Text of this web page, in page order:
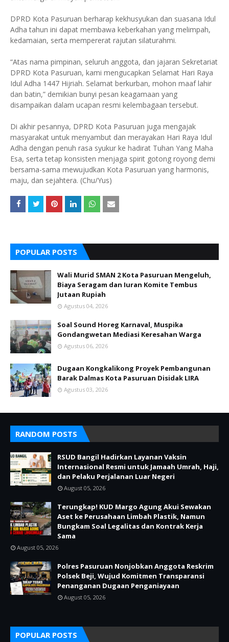
DPRD Kota Pasuruan berharap kekhusyukan dan suasana Idul
Adha tahun ini dapat membawa keberkahan yang melimpah,
kedamaian, serta mempererat rajutan silaturahmi.
“Atas nama pimpinan, seluruh anggota, dan jajaran Sekretariat
DPRD Kota Pasuruan, kami mengucapkan Selamat Hari Raya
Idul Adha 1447 Hijriah. Selamat berkurban, mohon maaf lahir
dan batin,” demikian bunyi pesan keagamaan yang
disampaikan dalam ucapan resmi kelembagaan tersebut.
Di akhir pesannya, DPRD Kota Pasuruan juga mengajak
masyarakat untuk menyambut dan merayakan Hari Raya Idul
Adha dengan penuh rasa syukur ke hadirat Tuhan Yang Maha
Esa, serta tetap konsisten menjaga spirit gotong royong demi
bersama-sama mewujudkan Kota Pasuruan yang harmonis,
maju, dan sejahtera. (Chu/Yus)
POPULAR POSTS
Wali Murid SMAN 2 Kota Pasuruan Mengeluh,
Biaya Seragam dan Iuran Komite Tembus
Jutaan Rupiah
Agustus 04, 2026
Soal Sound Horeg Karnaval, Muspika
Gondangwetan Mediasi Keresahan Warga
Agustus 06, 2026
Dugaan Kongkalikong Proyek Pembangunan
Barak Dalmas Kota Pasuruan Disidak LIRA
Agustus 03, 2026
RANDOM POSTS
RSUD Bangil Hadirkan Layanan Vaksin
Internasional Resmi untuk Jamaah Umrah, Haji,
dan Pelaku Perjalanan Luar Negeri
August 05, 2026
Terungkap! KUD Margo Agung Akui Sewakan
Aset ke Perusahaan Limbah Plastik, Namun
Bungkam Soal Legalitas dan Kontrak Kerja
Sama
August 05, 2026
Polres Pasuruan Nonjobkan Anggota Reskrim
Polsek Beji, Wujud Komitmen Transparansi
Penanganan Dugaan Penganiayaan
August 05, 2026
POPULAR POSTS